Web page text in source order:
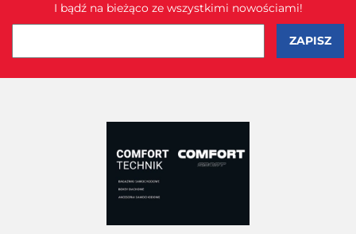
I bądź na bieżąco ze wszystkimi nowościami!